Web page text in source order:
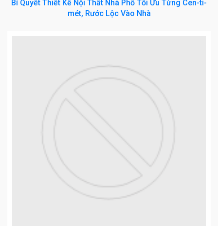
Bí Quyết Thiết Kế Nội Thất Nhà Phố Tối Ưu Từng Cen-ti-
mét, Rước Lộc Vào Nhà